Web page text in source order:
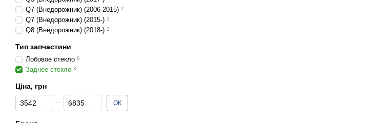
Q7 (Внедорожник) (2006-2015) 2
Q7 (Внедорожник) (2015-) 2
Q8 (Внедорожник) (2018-) 2
Тип запчастини
Лобовое стекло 8
Заднее стекло 3
Ціна, грн
Від Ціна, грн
До Ціна, грн ОК